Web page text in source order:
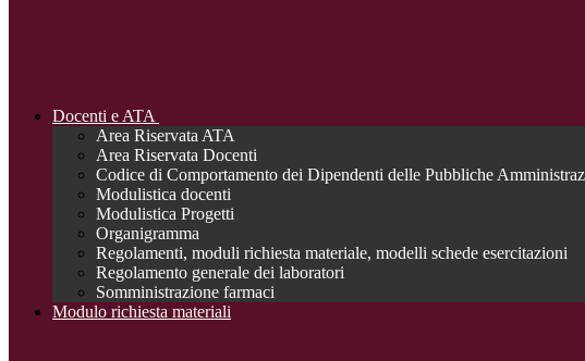
Docenti e ATA
Area Riservata ATA
Area Riservata Docenti
Codice di Comportamento dei Dipendenti delle Pubbliche
Modulistica docenti
Modulistica Progetti
Organigramma
Regolamenti, moduli richiesta materiale, modelli schede esercitazioni
Regolamento generale dei laboratori
Somministrazione farmaci
Modulo richiesta materiali